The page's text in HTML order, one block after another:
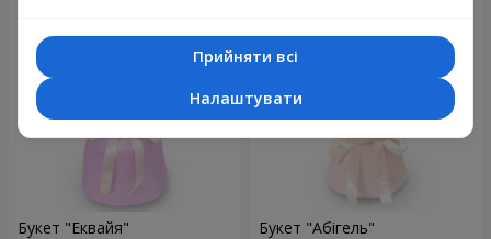
Букет "Еквайя" Букет "Абігель"
Прийняти всі
Налаштувати